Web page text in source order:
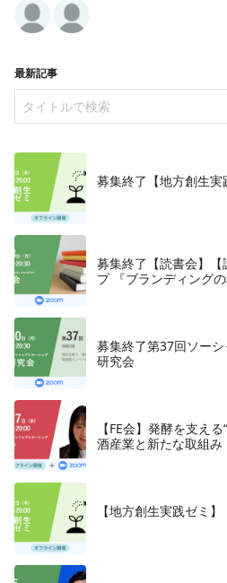
最新記事
募集終了【地方創生実
募集終了【読書会】
プ 『ブランディング
募集終了第37回ソー
研究会
【FE会】発酵を支え
酒産業と新たな取組み
【地方創生実践ゼミ】